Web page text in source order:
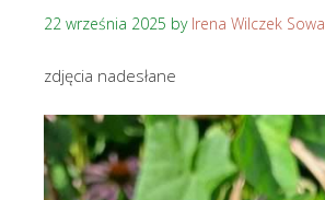
22 września 2025 by Irena Wilczek Sowa
zdjęcia nadesłane